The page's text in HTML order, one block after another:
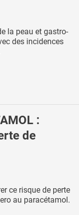
la peau et gastro-
des incidences
:
de
ce risque de perte
au paracétamol.